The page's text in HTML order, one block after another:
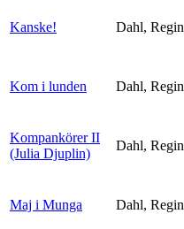
Kanske! Dahl, Regin
Kom i lunden Dahl, Regin
Kompankörer II
(Julia Djuplin)
Dahl, Regin
Maj i Munga Dahl, Regin